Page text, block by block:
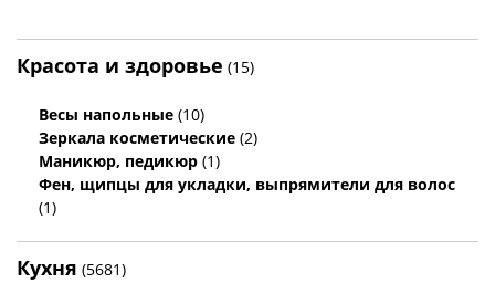
Красота и здоровье (15)
Весы напольные (10)
Зеркала косметические (2)
Маникюр, педикюр (1)
Фен, щипцы для укладки, выпрямители для волос
(1)
Кухня (5681)